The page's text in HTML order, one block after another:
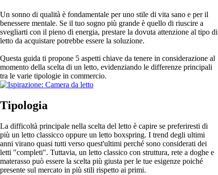
Un sonno di qualità è fondamentale per uno stile di vita sano e per il
benessere mentale. Se il tuo sogno più grande è quello di riuscire a
svegliarti con il pieno di energia, prestare la dovuta attenzione al tipo di
letto da acquistare potrebbe essere la soluzione.
Questa guida ti propone 5 aspetti chiave da tenere in considerazione al
momento della scelta di un letto, evidenziando le differenze principali
tra le varie tipologie in commercio.
Tipologia
La difficoltà principale nella scelta del letto è capire se preferiresti di
più un letto classicco oppure un letto boxspring. I trend degli ultimi
anni virano quasi tutti verso quest'ultimi perché sono considerati dei
letti "completi". Tuttavia, un letto classico con struttura, rete a doghe e
materasso può essere la scelta più giusta per le tue esigenze poiché
presente sul mercato in più stili rispetto ai primi.